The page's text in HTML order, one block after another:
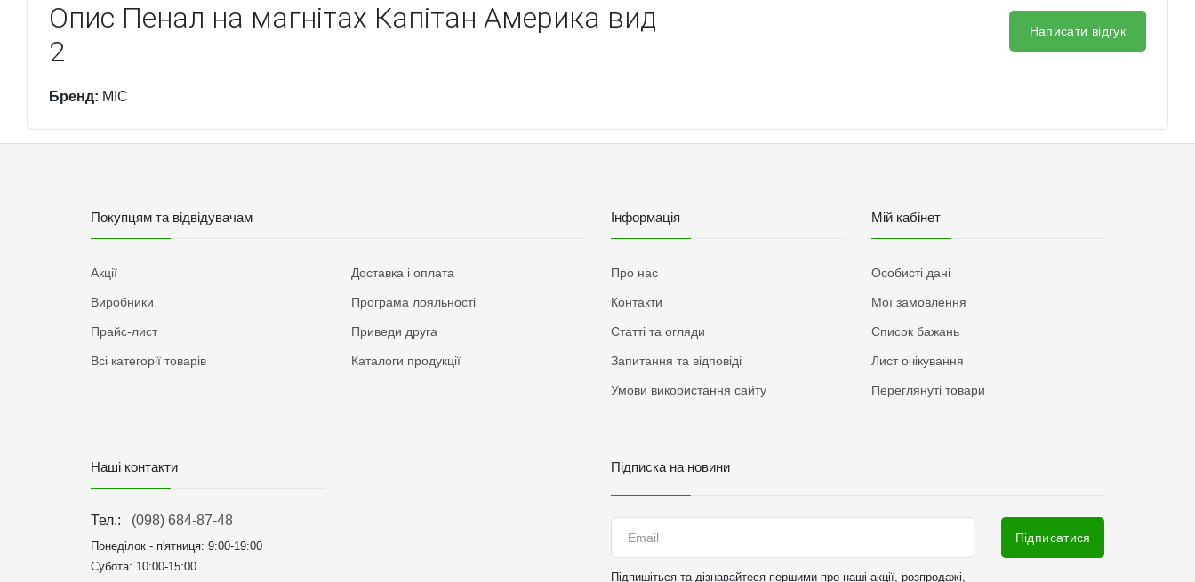
Опис Пенал на магнітах Капітан Америка вид
2
Бренд: MIC
Написати відгук
Покупцям та відвідувачам
Акції
Виробники
Прайс-лист
Всі категорії товарів
Доставка і оплата
Програма лояльності
Приведи друга
Каталоги продукції
Інформація
Про нас
Контакти
Статті та огляди
Запитання та відповіді
Умови використання сайту
Мій кабінет
Особисті дані
Мої замовлення
Список бажань
Лист очікування
Переглянуті товари
Наші контакти
Тел.: (098) 684-87-48
Понеділок - п'ятниця: 9:00-19:00
Субота: 10:00-15:00
Підписка на новини
Підпишіться та дізнавайтеся першими про наші акції, розпродажі,
Підписатися